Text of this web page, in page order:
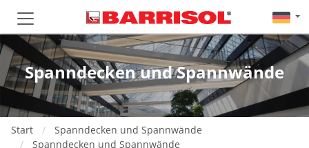
Spanndecken und Spannwände
Start
Spanndecken und Spannwände
Spanndecken und Spannwände